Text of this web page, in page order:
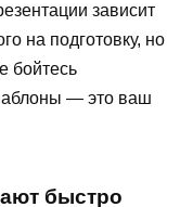
зависит
на подготовку, но
бойтесь
— это ваш
быстро